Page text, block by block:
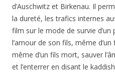
d’Auschwitz et Birkenau. Il
la dureté, les trafics internes
film sur le mode de survie
l’amour de son fils, même
même d’un fils mort, sauver
et l’enterrer en disant le